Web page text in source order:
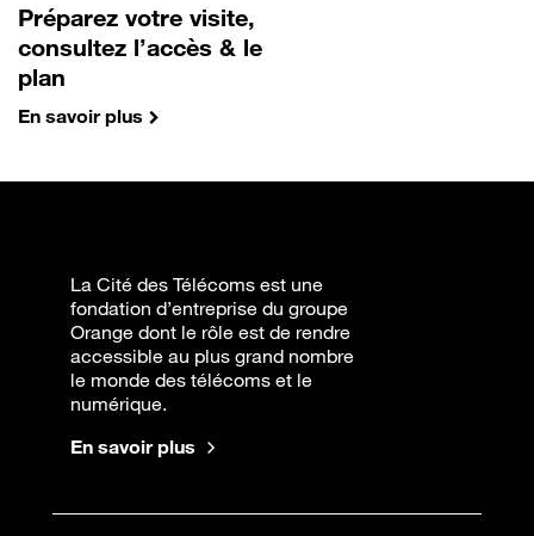
Préparez votre visite,
consultez l’accès & le
plan
En savoir plus
La Cité des Télécoms est une
fondation d’entreprise du groupe
Orange dont le rôle est de rendre
accessible au plus grand nombre
le monde des télécoms et le
numérique.
En savoir plus